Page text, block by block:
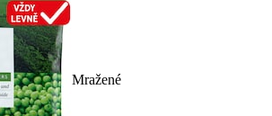
Mražené